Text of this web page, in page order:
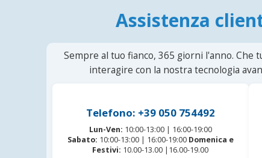
Assistenza
Sempre al tuo fianco, 365 giorni l'anno.
interagire con la nostra tecnologia
Telefono: +39 050 754492
Lun-Ven: 10:00-13:00 | 16:00-19:00
Sabato: 10:00-13:00 | 16:00-19:00 Domenica e
Festivi: 10.00-13.00 |16.00-19.00